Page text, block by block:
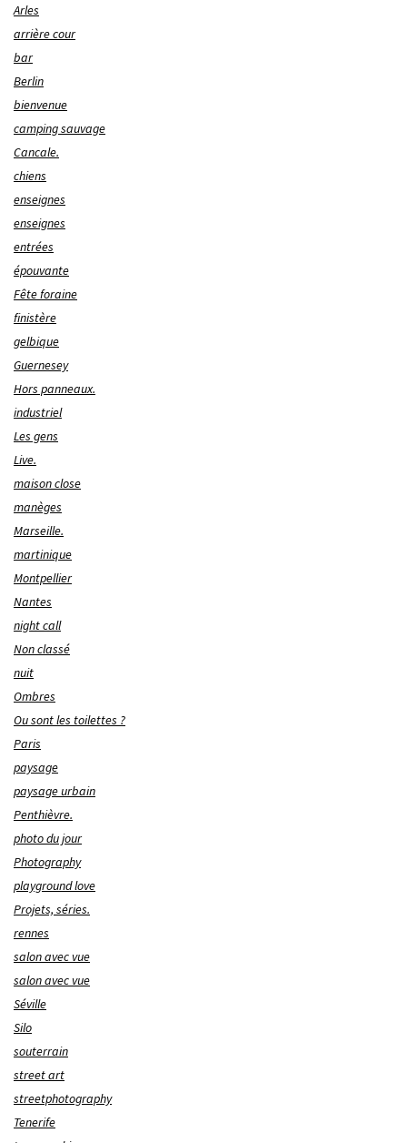
Arles
arrière cour
bar
Berlin
bienvenue
camping sauvage
Cancale.
chiens
enseignes
enseignes
entrées
épouvante
Fête foraine
finistère
gelbique
Guernesey
Hors panneaux.
industriel
Les gens
Live.
maison close
manèges
Marseille.
martinique
Montpellier
Nantes
night call
Non classé
nuit
Ombres
Ou sont les toilettes ?
Paris
paysage
paysage urbain
Penthièvre.
photo du jour
Photography
playground love
Projets, séries.
rennes
salon avec vue
salon avec vue
Séville
Silo
souterrain
street art
streetphotography
Tenerife